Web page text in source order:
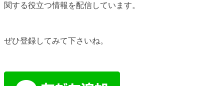
関する役立つ情報を配信しています。
ぜひ登録してみて下さいね。